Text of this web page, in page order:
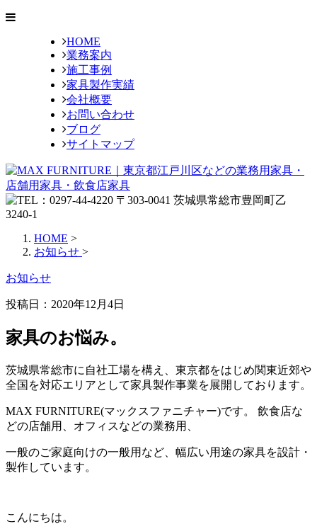
HOME
業務案内
施工事例
家具製作実績
会社概要
お問い合わせ
ブログ
サイトマップ
HOME >
お知らせ >
お知らせ
投稿日： 2020年12月4日
家具のお悩み。
茨城県常総市に自社工場を構え、東京都をはじめ関東近郊や
全国を対応エリアとして家具製作事業を展開しております。
MAX FURNITURE(マックスファニチャー)です。 飲食店な
どの店舗用、オフィスなどの業務用、
一般のご家庭向けの一般用など、幅広い用途の家具を設計・
製作しています。
こんにちは。